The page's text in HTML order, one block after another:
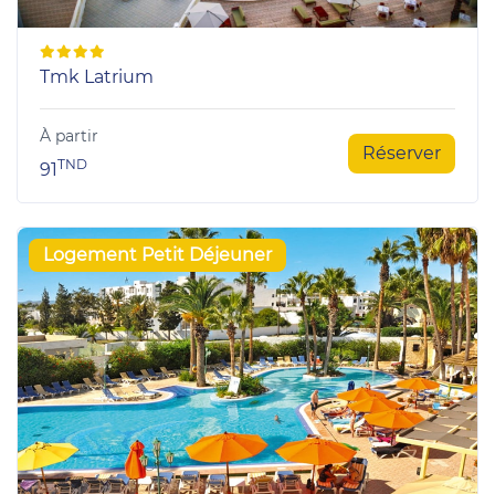
Tmk Latrium
À partir
91TND Réserver
Logement Petit Déjeuner